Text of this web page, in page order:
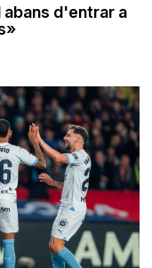
abans d'entrar a